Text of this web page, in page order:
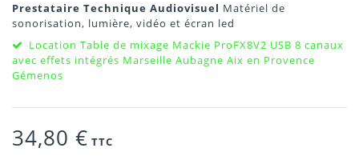
Prestataire Technique Audiovisuel Matériel de
sonorisation, lumière, vidéo et écran led
Location Table de mixage Mackie ProFX8V2 USB 8 canaux
avec effets intégrés Marseille Aubagne Aix en Provence
Gémenos
34,80 € TTC